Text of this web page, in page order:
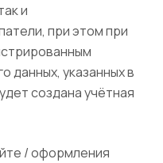
и
при этом при
данных, указанных в
создана учётная
/ оформления